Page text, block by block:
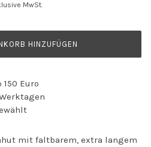
MwSt.
HINZUFÜGEN
Euro
mit faltbarem, extra langem